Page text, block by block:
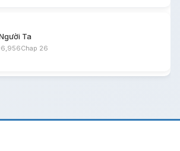
Ta
Chap 26